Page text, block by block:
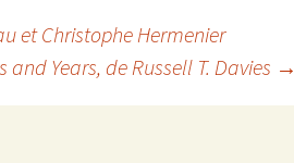
et Christophe Hermenier
and Years, de Russell T. Davies →